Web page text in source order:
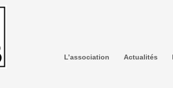
L’association Actualités